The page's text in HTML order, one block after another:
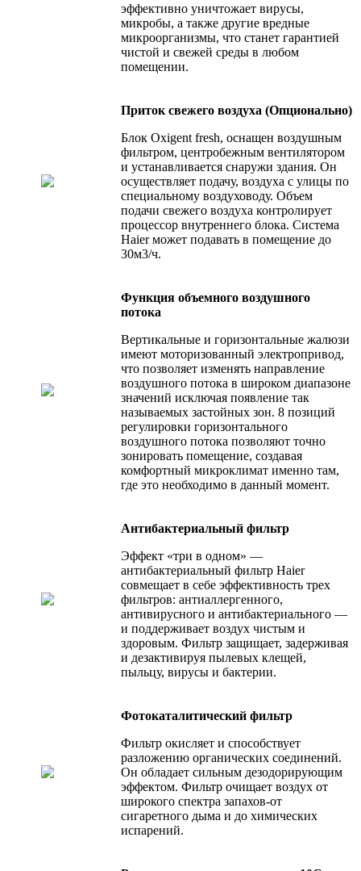
эффективно уничтожает вирусы,
микробы, а также другие вредные
микроорганизмы, что станет гарантией
чистой и свежей среды в любом
помещении.
Приток свежего воздуха (Опционально)
Блок Oxigent fresh, оснащен воздушным
фильтром, центробежным вентилятором
и устанавливается снаружи здания. Он
осуществляет подачу, воздуха с улицы по
специальному воздуховоду. Объем
подачи свежего воздуха контролирует
процессор внутреннего блока. Система
Haier может подавать в помещение до
30м3/ч.
Функция объемного воздушного
потока
Вертикальные и горизонтальные жалюзи
имеют моторизованный электропривод,
что позволяет изменять направление
воздушного потока в широком диапазоне
значений исключая появление так
называемых застойных зон. 8 позиций
регулировки горизонтального
воздушного потока позволяют точно
зонировать помещение, создавая
комфортный микроклимат именно там,
где это необходимо в данный момент.
Антибактериальный фильтр
Эффект «три в одном» —
антибактериальный фильтр Haier
совмещает в себе эффективность трех
фильтров: антиаллергенного,
антивирусного и антибактериального —
и поддерживает воздух чистым и
здоровым. Фильтр защищает, задерживая
и дезактивируя пылевых клещей,
пыльцу, вирусы и бактерии.
Фотокаталитический фильтр
Фильтр окисляет и способствует
разложению органических соединений.
Он обладает сильным дезодорирующим
эффектом. Фильтр очищает воздух от
широкого спектра запахов-от
сигаретного дыма и до химических
испарений.